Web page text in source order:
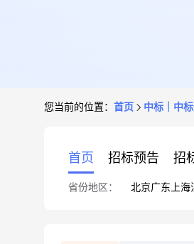
您当前的位置： 首页 中标｜中
首页 招标预告 招
省份地区： 北京广东 上海